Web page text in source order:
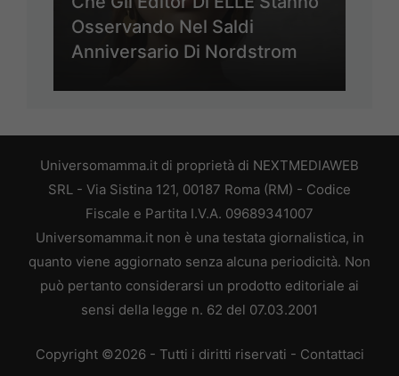
Osservando Nel Saldi
Anniversario Di Nordstrom
Universomamma.it di proprietà di NEXTMEDIAWEB
SRL - Via Sistina 121, 00187 Roma (RM) - Codice
Fiscale e Partita I.V.A. 09689341007
Universomamma.it non è una testata giornalistica, in
quanto viene aggiornato senza alcuna periodicità. Non
può pertanto considerarsi un prodotto editoriale ai
sensi della legge n. 62 del 07.03.2001
Copyright ©2026 - Tutti i diritti riservati - Contattaci